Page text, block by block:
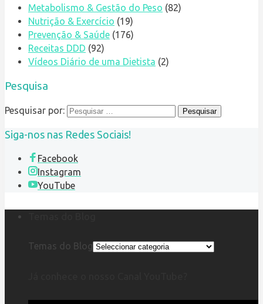
Metabolismo & Gestão do Peso (82)
Nutrição & Exercício (19)
Prevenção & Saúde (176)
Receitas DDD (92)
Vídeos Diário de uma Dietista (2)
Pesquisa
Pesquisar por:
Siga-nos nas Redes Sociais!
Facebook
Instagram
YouTube
Temas do Blog